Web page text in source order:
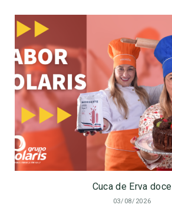
Cuca de Erva doce
03/08/2026